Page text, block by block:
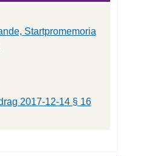
Startpromemoria
2017-12-14 § 16